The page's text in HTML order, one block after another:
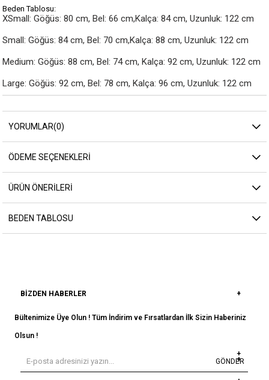
Beden Tablosu:
XSmall: Göğüs: 80 cm, Bel: 66 cm,Kalça: 84 cm, Uzunluk: 122 cm
Small: Göğüs: 84 cm, Bel: 70 cm,Kalça: 88 cm, Uzunluk: 122 cm
Medium: Göğüs: 88 cm, Bel: 74 cm, Kalça: 92 cm, Uzunluk: 122 cm
Large: Göğüs: 92 cm, Bel: 78 cm, Kalça: 96 cm, Uzunluk: 122 cm
YORUMLAR(0)
ÖDEME SEÇENEKLERI
ÜRÜN ÖNERILERI
BEDEN TABLOSU
BIZDEN HABERLER
Bültenimize Üye Olun ! Tüm İndirim ve Fırsatlardan İlk Sizin Haberiniz
Olsun !
GÖNDER